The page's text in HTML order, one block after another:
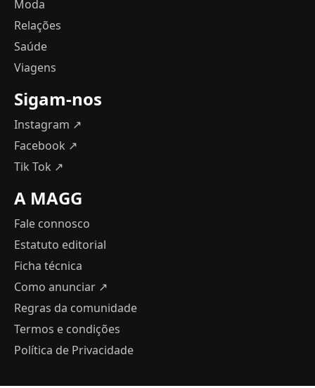
Moda
Relações
Saúde
Viagens
Sigam-nos
Instagram ↗
Facebook ↗
Tik Tok ↗
A MAGG
Fale connosco
Estatuto editorial
Ficha técnica
Como anunciar ↗
Regras da comunidade
Termos e condições
Política de Privacidade